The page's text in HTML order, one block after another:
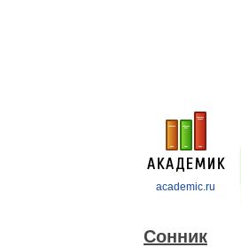
academic.ru
Сонник